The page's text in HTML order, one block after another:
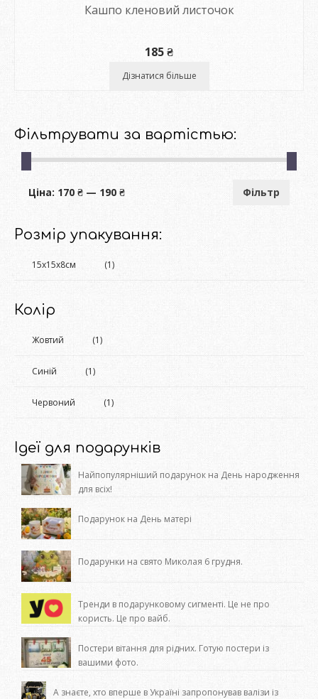
Кашпо кленовий листочок
185₴
Дізнатися більше
Фільтрувати за вартістью:
Мінімальна
Найбільша
Фільтр
Ціна: 170 ₴ — 190 ₴
Розмір упакування:
15x15x8см (1)
Колір
Жовтий (1)
Синій (1)
Червоний (1)
Ідеї для подарунків
Найпопулярніший подарунок на День народження
для всіх!
Подарунок на День матері
Подарунки на свято Миколая 6 грудня.
Тренди в подарунковому сигменті. Це не про
користь. Це про вайб.
Постери вітання для рідних. Готую постери із
вашими фото.
А знаєте, хто вперше в Україні запропонував валізи із